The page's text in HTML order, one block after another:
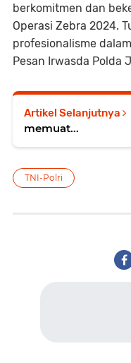
berkomitmen dan
Operasi Zebra 2024.
profesionalisme
Pesan Irwasda Polda
Artikel Selanjutnya
memuat...
TNI-Polri